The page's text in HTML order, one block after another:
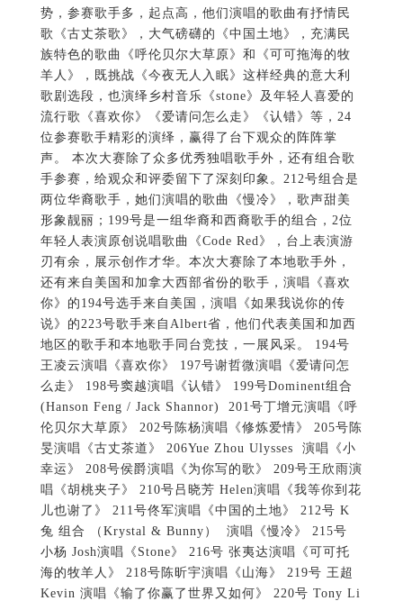
势，参赛歌手多，起点高，他们演唱的歌曲有抒情民
歌《古丈茶歌》，大气磅礴的《中国土地》，充满民
族特色的歌曲《呼伦贝尔大草原》和《可可拖海的牧
羊人》，既挑战《今夜无人入眠》这样经典的意大利
歌剧选段，也演绎乡村音乐《stone》及年轻人喜爱的
流行歌《喜欢你》《爱请问怎么走》《认错》等，24
位参赛歌手精彩的演绎，赢得了台下观众的阵阵掌
声。 本次大赛除了众多优秀独唱歌手外，还有组合歌
手参赛，给观众和评委留下了深刻印象。212号组合是
两位华裔歌手，她们演唱的歌曲《慢冷》，歌声甜美
形象靓丽；199号是一组华裔和西裔歌手的组合，2位
年轻人表演原创说唱歌曲《Code Red》，台上表演游
刃有余，展示创作才华。本次大赛除了本地歌手外，
还有来自美国和加拿大西部省份的歌手，演唱《喜欢
你》的194号选手来自美国，演唱《如果我说你的传
说》的223号歌手来自Albert省，他们代表美国和加西
地区的歌手和本地歌手同台竞技，一展风采。 194号
王凌云演唱《喜欢你》 197号谢哲微演唱《爱请问怎
么走》 198号窦越演唱《认错》 199号Dominent组合
(Hanson Feng / Jack Shannor) 201号丁增元演唱《呼
伦贝尔大草原》 202号陈杨演唱《修炼爱情》 205号陈
旻演唱《古丈茶道》 206Yue Zhou Ulysses 演唱《小
幸运》 208号侯爵演唱《为你写的歌》 209号王欣雨演
唱《胡桃夹子》 210号吕晓芳 Helen演唱《我等你到花
儿也谢了》 211号佟军演唱《中国的土地》 212号 K
兔 组合 （Krystal & Bunny） 演唱《慢冷》 215号
小杨 Josh演唱《Stone》 216号 张夷达演唱《可可托
海的牧羊人》 218号陈昕宇演唱《山海》 219号 王超
Kevin 演唱《输了你赢了世界又如何》 220号 Tony Li